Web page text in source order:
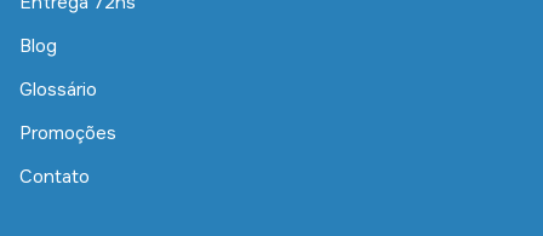
Blog
Glossário
Promoções
Contato